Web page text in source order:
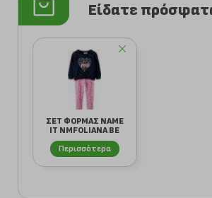
Είδατε
ΣΕΤ ΦΟΡΜΑΣ NAME
IT NMFOLIANA BE
KIND 13243527...
Περισσότερα